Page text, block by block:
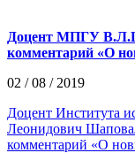
Доцент МПГУ
комментарий «О
02 / 08 / 2019
Доцент Института
Леонидович
комментарий «О